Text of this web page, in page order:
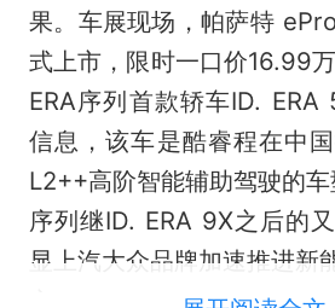
果。车展现场，帕萨特
式上市，限时一口价16.99
ERA序列首款轿车ID. ERA
信息，该车是酷睿程在中
L2++高阶智能辅助驾驶的
序列继ID. ERA 9X之后的
显上汽大众品牌加速推进新